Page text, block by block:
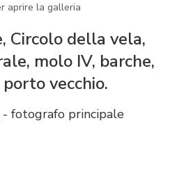
aprire la galleria
Circolo della vela,
molo IV, barche,
vecchio.
fotografo principale